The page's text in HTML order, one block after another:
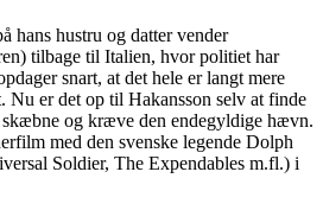
hans hustru og datter vender
tilbage til Italien, hvor politiet har
snart, at det hele er langt mere
Nu er det op til Hakansson selv at finde
og kræve den endegyldige hævn.
med den svenske legende Dolph
Soldier, The Expendables m.fl.) i